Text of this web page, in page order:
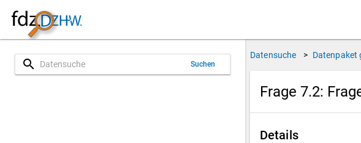
search Suchen
Datensuche > Datenpaket
Frage 7.2:
Details